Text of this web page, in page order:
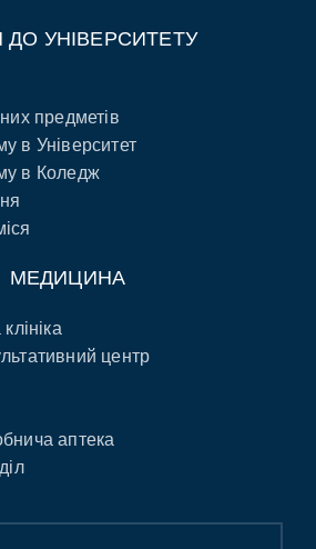
ДО УНІВЕРСИТЕТУ
предметів
в Університет
в Коледж
МЕДИЦИНА
центр
аптека